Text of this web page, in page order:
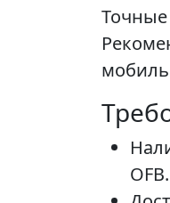
Точные
OFB.